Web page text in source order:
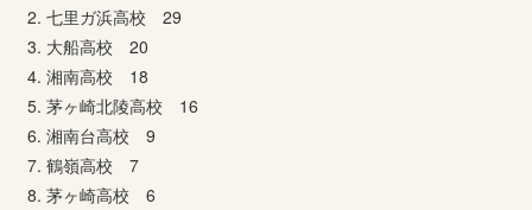
七里ガ浜高校 29
大船高校 20
湘南高校 18
茅ヶ崎北陵高校 16
湘南台高校 9
鶴嶺高校 7
茅ヶ崎高校 6